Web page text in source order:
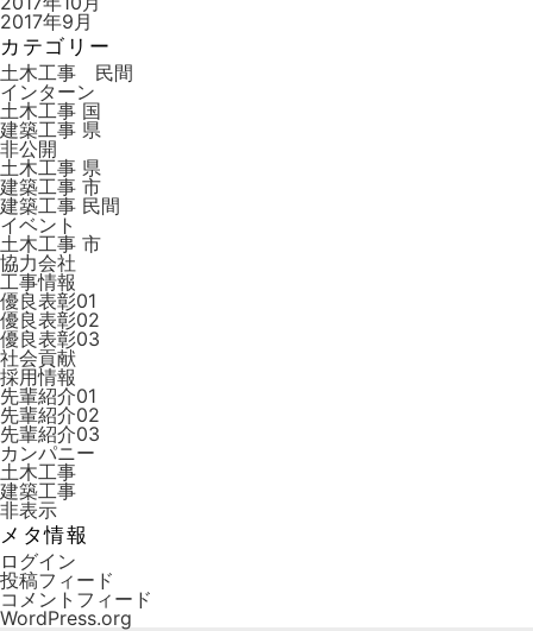
2017年9月
カテゴリー
土木工事 民間
インターン
土木工事 国
建築工事 県
非公開
土木工事 県
建築工事 市
建築工事 ⺠間
イベント
土木工事 市
協力会社
工事情報
優良表彰01
優良表彰02
優良表彰03
社会貢献
採用情報
先輩紹介01
先輩紹介02
先輩紹介03
カンパニー
土木工事
建築工事
非表示
メタ情報
ログイン
投稿フィード
コメントフィード
WordPress.org